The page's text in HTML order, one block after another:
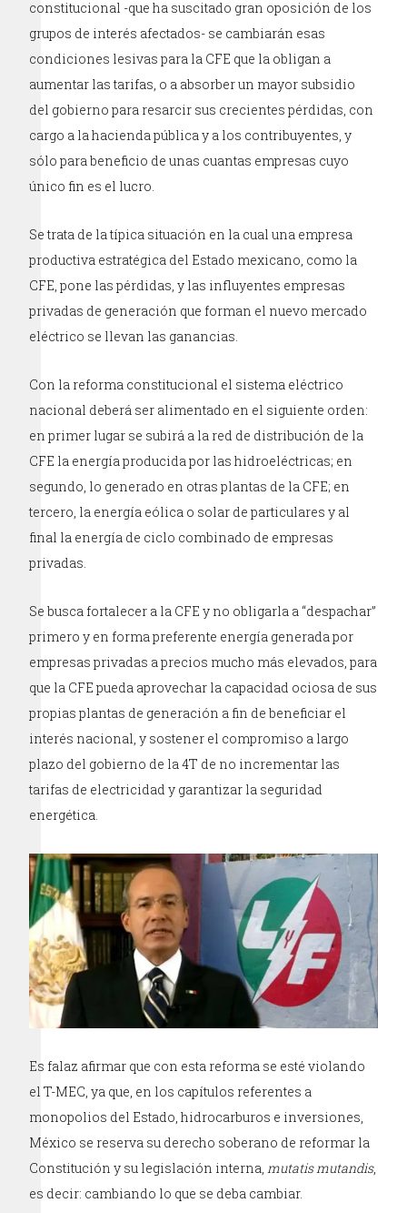
constitucional -que ha suscitado gran oposición de los
grupos de interés afectados- se cambiarán esas
condiciones lesivas para la CFE que la obligan a
aumentar las tarifas, o a absorber un mayor subsidio
del gobierno para resarcir sus crecientes pérdidas, con
cargo a la hacienda pública y a los contribuyentes, y
sólo para beneficio de unas cuantas empresas cuyo
único fin es el lucro.
Se trata de la típica situación en la cual una empresa
productiva estratégica del Estado mexicano, como la
CFE, pone las pérdidas, y las influyentes empresas
privadas de generación que forman el nuevo mercado
eléctrico se llevan las ganancias.
Con la reforma constitucional el sistema eléctrico
nacional deberá ser alimentado en el siguiente orden:
en primer lugar se subirá a la red de distribución de la
CFE la energía producida por las hidroeléctricas; en
segundo, lo generado en otras plantas de la CFE; en
tercero, la energía eólica o solar de particulares y al
final la energía de ciclo combinado de empresas
privadas.
Se busca fortalecer a la CFE y no obligarla a “despachar”
primero y en forma preferente energía generada por
empresas privadas a precios mucho más elevados, para
que la CFE pueda aprovechar la capacidad ociosa de sus
propias plantas de generación a fin de beneficiar el
interés nacional, y sostener el compromiso a largo
plazo del gobierno de la 4T de no incrementar las
tarifas de electricidad y garantizar la seguridad
energética.
Es falaz afirmar que con esta reforma se esté violando
el T-MEC, ya que, en los capítulos referentes a
monopolios del Estado, hidrocarburos e inversiones,
México se reserva su derecho soberano de reformar la
Constitución y su legislación interna, mutatis mutandis,
es decir: cambiando lo que se deba cambiar.